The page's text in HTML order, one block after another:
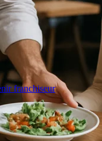
franchiseur